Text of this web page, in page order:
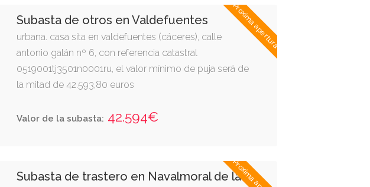
Proxima apertura
Subasta de otros en Valdefuentes
urbana. casa sita en valdefuentes (cáceres), calle
antonio galán nº 6, con referencia catastral
0519001tj3501n0001ru, el valor mínimo de puja será de
la mitad de 42.593,80 euros
Valor de la subasta: 42.594€
Subasta de trastero en Navalmoral de la